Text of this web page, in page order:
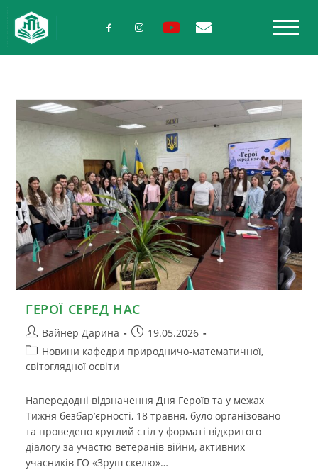
ГЕРОЇ СЕРЕД НАС
Вайнер Дарина
19.05.2026
Новини кафедри природничо-математичної,
світоглядної освіти
Напередодні відзначення Дня Героїв та у межах
Тижня безбар’єрності, 18 травня, було організовано
та проведено круглий стіл у форматі відкритого
діалогу за участю ветеранів війни, активних
учасників ГО «Зруш скелю»…